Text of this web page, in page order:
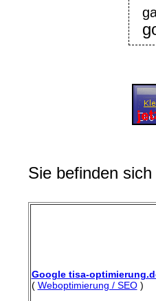
Sie befinden
Google tisa-
( Weboptimierung / SEO)